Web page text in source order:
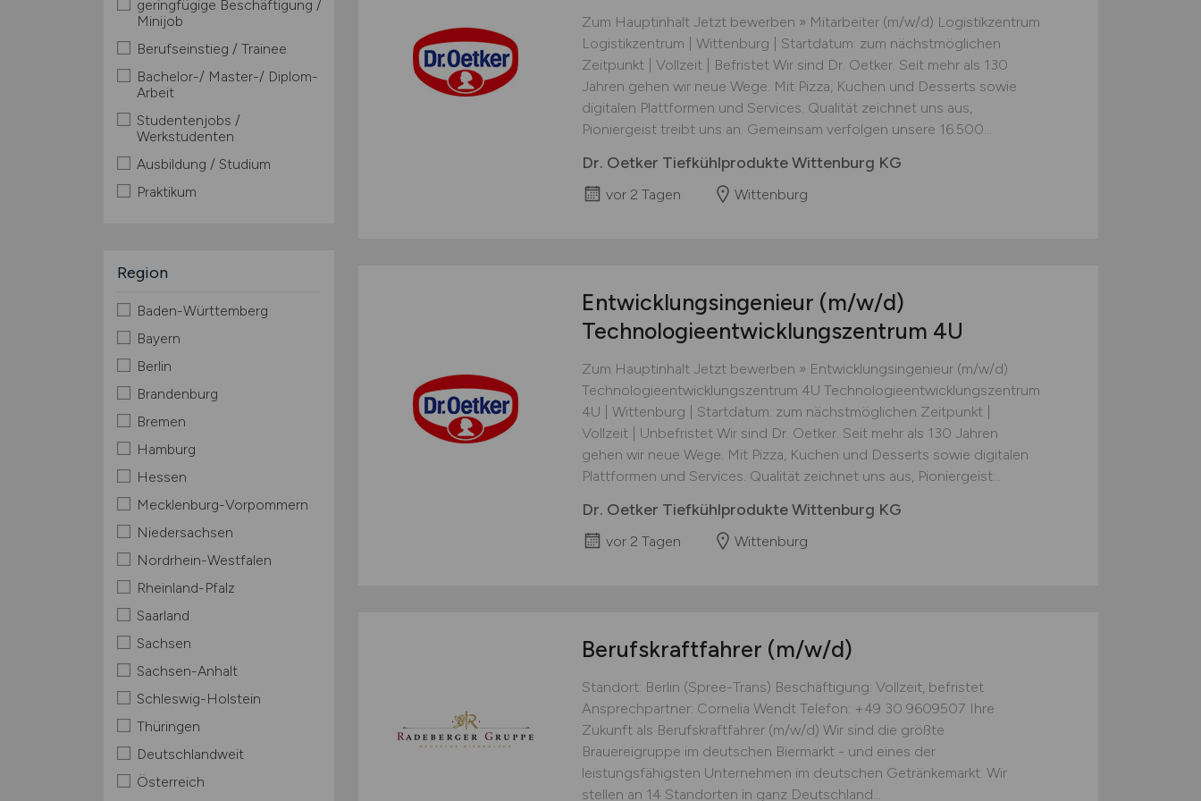
geringfügige Beschäftigung /
Minijob
Berufseinstieg / Trainee
Bachelor-/ Master-/ Diplom-
Arbeit
Studentenjobs /
Werkstudenten
Ausbildung / Studium
Praktikum
Region
Baden-Württemberg
Bayern
Berlin
Brandenburg
Bremen
Hamburg
Hessen
Mecklenburg-Vorpommern
Niedersachsen
Nordrhein-Westfalen
Rheinland-Pfalz
Saarland
Sachsen
Sachsen-Anhalt
Schleswig-Holstein
Thüringen
Deutschlandweit
Österreich
Zum Hauptinhalt Jetzt bewerben » Mitarbeiter (m/w/d) Logistikzentrum
Logistikzentrum | Wittenburg | Startdatum: zum nächstmöglichen
Zeitpunkt | Vollzeit | Befristet Wir sind Dr. Oetker. Seit mehr als 130
Jahren gehen wir neue Wege. Mit Pizza, Kuchen und Desserts sowie
digitalen Plattformen und Services. Qualität zeichnet uns aus,
Pioniergeist treibt uns an. Gemeinsam verfolgen unsere 16.500...
Dr. Oetker Tiefkühlprodukte Wittenburg KG
vor 2 Tagen Wittenburg
Entwicklungsingenieur (m/w/d)
Technologieentwicklungszentrum 4U
Zum Hauptinhalt Jetzt bewerben » Entwicklungsingenieur (m/w/d)
Technologieentwicklungszentrum 4U Technologieentwicklungszentrum
4U | Wittenburg | Startdatum: zum nächstmöglichen Zeitpunkt |
Vollzeit | Unbefristet Wir sind Dr. Oetker. Seit mehr als 130 Jahren
gehen wir neue Wege. Mit Pizza, Kuchen und Desserts sowie digitalen
Plattformen und Services. Qualität zeichnet uns aus, Pioniergeist...
Dr. Oetker Tiefkühlprodukte Wittenburg KG
vor 2 Tagen Wittenburg
Berufskraftfahrer (m/w/d)
Standort: Berlin (Spree-Trans) Beschäftigung: Vollzeit, befristet
Ansprechpartner: Cornelia Wendt Telefon: +49 30 9609507 Ihre
Zukunft als Berufskraftfahrer (m/w/d) Wir sind die größte
Brauereigruppe im deutschen Biermarkt - und eines der
leistungsfähigsten Unternehmen im deutschen Getränkemarkt: Wir
stellen an 14 Standorten in ganz Deutschland...